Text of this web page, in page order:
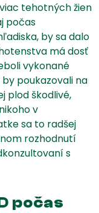
tehotných žien
počas
by sa dalo
má dosť
vykonané
poukazovali na
plod škodlivé,
v
sa to radšej
rozhodnutí
s
počas